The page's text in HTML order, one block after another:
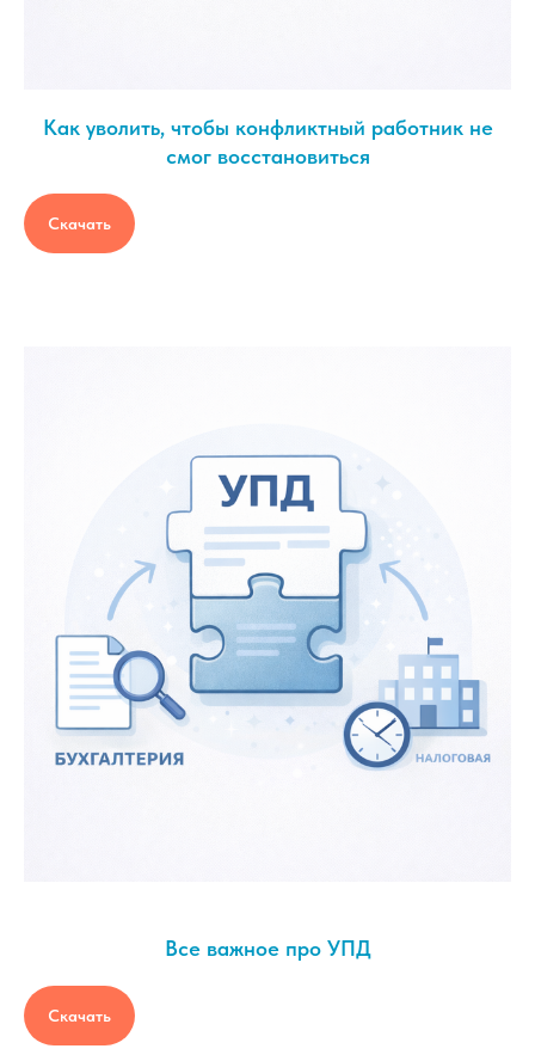
Как уволить, чтобы конфликтный работник не
смог восстановиться
Скачать
Все важное про УПД
Скачать